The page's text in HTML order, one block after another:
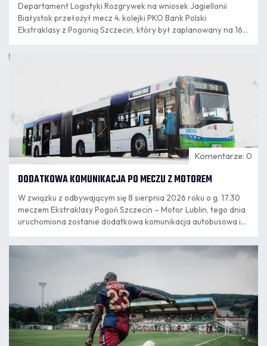
Departament Logistyki Rozgrywek na wniosek Jagiellonii
Białystok przełożył mecz 4. kolejki PKO Bank Polski
Ekstraklasy z Pogonią Szczecin, który był zaplanowany na 16
Komentarze: 0
DODATKOWA KOMUNIKACJA PO MECZU Z MOTOREM
W związku z odbywającym się 8 sierpnia 2026 roku o g. 17.30
meczem Ekstraklasy Pogoń Szczecin – Motor Lublin, tego dnia
uruchomiona zostanie dodatkowa komunikacja autobusowa i